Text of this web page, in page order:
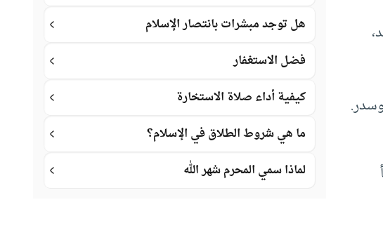
هل توجد مبشرات بانتصار الإسلام
فضل الاستغفار
كيفية أداء صلاة الاستخارة
ما هي شروط الطلاق في الإسلام؟
لماذا سمي المحرم شهر الله